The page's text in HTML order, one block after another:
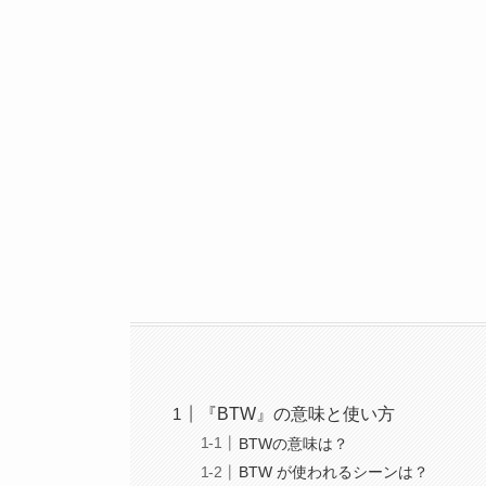
『BTW』の意味と使い方
BTWの意味は？
BTW が使われるシーンは？